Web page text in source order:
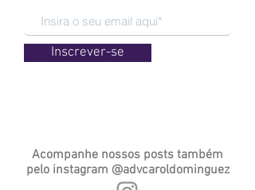
Inscrever-se
Acompanhe nossos posts também
peloinstagram @advcaroldominguez